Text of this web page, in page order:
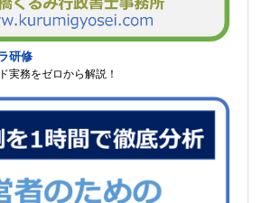
研修
実務をゼロから解説！